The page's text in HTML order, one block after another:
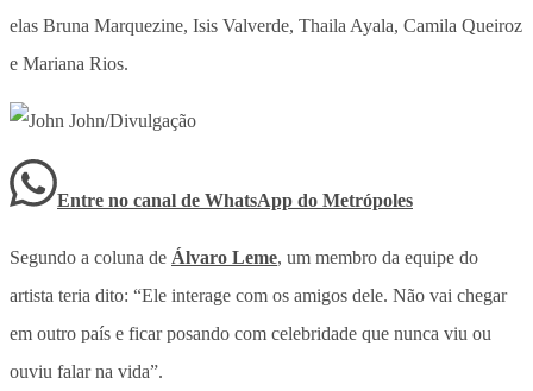
elas Bruna Marquezine, Isis Valverde, Thaila Ayala, Camila Queiroz
e Mariana Rios.
Entre no canal de WhatsApp do Metrópoles
Segundo a coluna de Álvaro Leme, um membro da equipe do
artista teria dito: “Ele interage com os amigos dele. Não vai chegar
em outro país e ficar posando com celebridade que nunca viu ou
ouviu falar na vida”.